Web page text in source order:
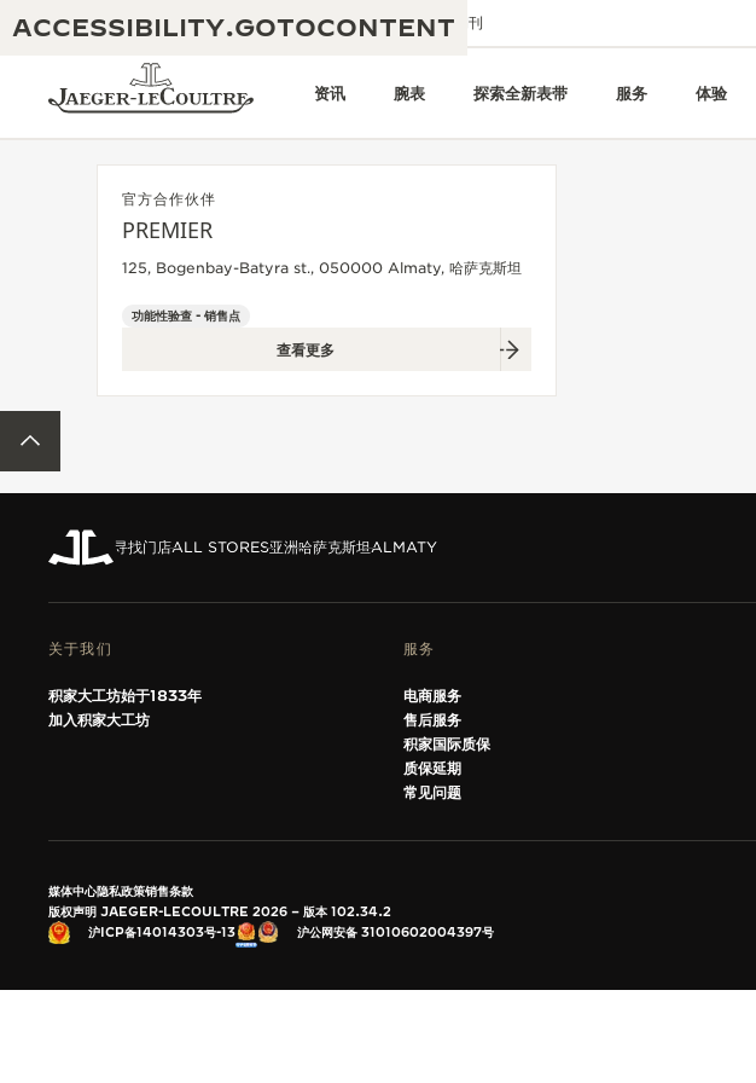
ACCESSIBILITY.GOTOCONTENT
给我们发送电子邮件 精品店 电子期刊
资讯 腕表 探索全新表带 服务 体验
REVERSO翻转系列腕表主题展
THE SOUND MAKER声音之艺主题
查看所有活动
190余年
非凡创意：430多项专利
官方合作伙伴
PREMIER
125, Bogenbay-Batyra st., 050000 Almaty, 哈萨克斯坦
功能性验查 - 销售点
查看更多
寻找门店ALL STORES亚洲哈萨克斯坦ALMATY
关于我们
积家大工坊始于1833年
加入积家大工坊
服务
电商服务
售后服务
积家国际质保
质保延期
常见问题
媒体中心隐私政策销售条款
版权声明 JAEGER-LECOULTRE 2026
版本 102.34.2
沪ICP备14014303号-13
沪公网安备 31010602004397号